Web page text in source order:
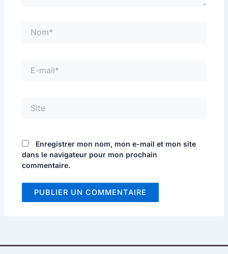
Nom*
mail*
Site
Enregistrer mon nom, mon e-mail et mon site
dans le navigateur pour mon prochain
commentaire.